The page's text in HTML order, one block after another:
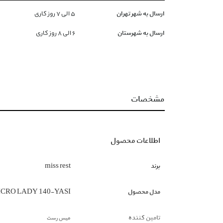
ارسال به شهر تهران ۵ الی ۷ روز کاری
ارسال به شهرستان ۶ الی ۸ روز کاری
مشخصات
اطلاعات محصول
برند miss rest
مدل محصول LADY 140-YASI
تامین کننده میس رست